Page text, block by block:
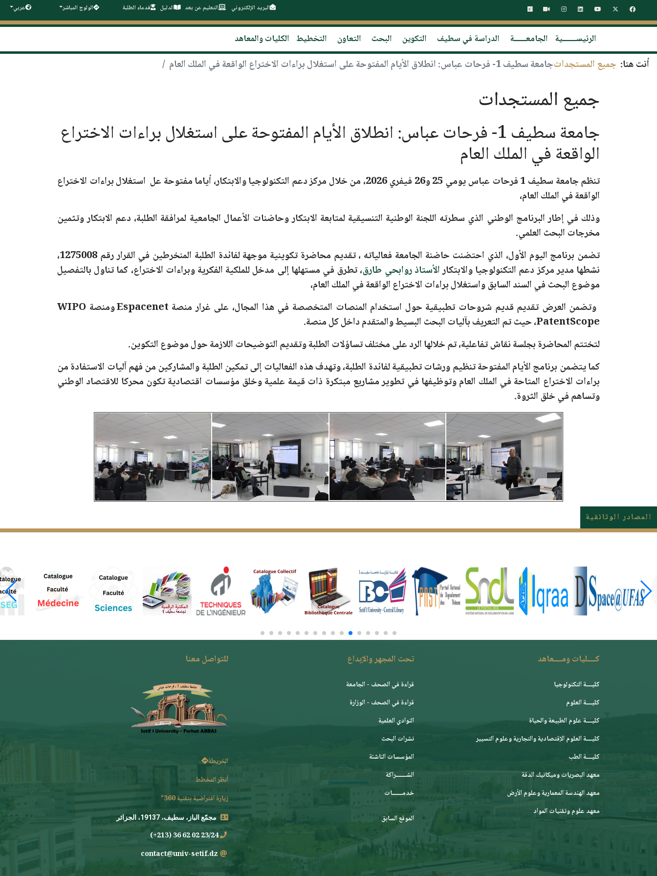
البريد الإلكتروني التعليم عن بعد الدليل قدماء الطلبة الولوج المباشر عربي
الرئيســـــــية الجامعــــــة الدراسة في سطيف التكوين البحث التعاون التخطيط الكليات والمعاهد
أنت هنا: جميع المستجداتجامعة سطيف 1- فرحات عباس: انطلاق الأيام المفتوحة على استغلال براءات الاختراع الواقعة في الملك العام
جميع المستجدات
جامعة سطيف 1- فرحات عباس: انطلاق الأيام المفتوحة على استغلال براءات الاختراع
الواقعة في الملك العام
تنظم جامعة سطيف 1 فرحات عباس يومي
، من خلال مركز دعم التكنولوجيا والابتكار، أياما مفتوحة عل استغلال براءات الاختراع
الواقعة في الملك العام،
وذلك في إطار البرنامج الوطني الذي سطرته اللجنة الوطنية التنسيقية لمتابعة الابتكار وحاضنات الأعمال الجامعية لمرافقة الطلبة، دعم الابتكار وتثمين
مخرجات البحث العلمي.
تضمن برنامج اليوم الأول، الذي احتضنت حاضنة الجامعة فعالياته ، تقديم محاضرة تكوينية موجهة لفائدة الطلبة المنخرطين في القراررقم 1275008
،
نشطها مدير مركز دعم التكنولوجيا والابتكارالأستاذ روابحي طارق، تطرق في مستهلها إلى مدخل للملكية الفكرية وبراءات الاختراع، كما تناول بالتفصيل
موضوع البحث في السند السابق واستغلال براءات الاختراع الواقعة في الملك العام،
وتضمن العرض تقديم قديم شروحات تطبيقية حول استخدام المنصات المتخصصة في هذا المجال، على غرار منصة Espacenet ومنصة WIPO
PatentScope، حيث تم التعريف بآليات البحث البسيط والمتقدم داخل كل منصة.
لتختتم المحاضرة بجلسة نقاش تفاعلية، تم خلالها الرد على مختلف تساؤلات الطلبة وتقديم التوضيحات اللازمة حول موضوع التكوين.
كما يتضمن برنامج الأيام المفتوحة تنظيم ورشات تطبيقية لفائدة الطلبة، وتهدف هذه الفعاليات إلى تمكين الطلبة والمشاركين من فهم آليات الاستفادة من
براءات الاختراع المتاحة في الملك العام وتوظيفها في تطوير مشاريع مبتكرة ذات قيمة علمية وخلق مؤسسات اقتصادية تكون محركا للاقتصاد الوطني
وتساهم في خلق الثروة.
المصادر الوثائقية
كــــليات ومــــعاهد
كليــــة التكنولوجيا
كليــــة العلوم
كليــــة علوم الطبيعة والحياة
كليــــة العلوم الإقتصادية والتجارية وعلوم التسيير
كليــــة الطب
معهد البصريات وميكانيك الدقة
معهد الهندسة المعمارية وعلوم الأرض
معهد علوم وتقنيات المواد
تحت المجهر والإبداع
قراءة في الصحف - الجامعة
قراءة في الصحف - الوزارة
النوادي العلمية
نشرات البحث
المؤسسات الناشئة
الشـــــــراكة
خدمـــــــات
الموقع السابق
للتواصل معنا
الخريطة
أنظر المخطط
زيارة افتراضية بتقنية 360°
مجمّع الباز، سطيف، 19137، الجزائر
23/24 02 62 36 (213+)
contact@univ-setif.dz